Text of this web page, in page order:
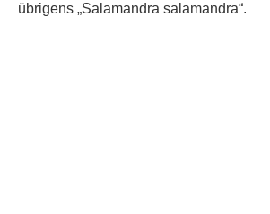
übrigens „Salamandra salamandra“.